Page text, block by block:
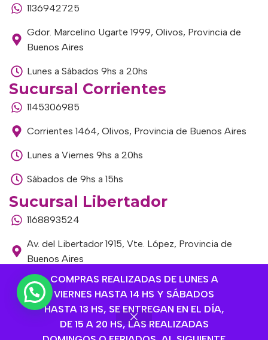
COMPRAS REALIZADAS DE LUNES A
VIERNES HASTA 14 HS Y SÁBADOS
HASTA 13 HS, SE ENTREGAN EN EL DÍA,
DE 15 A 20 HS, LAS REALIZADAS
1136942725
Gdor. Marcelino Ugarte 1999, Olivos, Provincia de
Buenos Aires
Lunes a Sábados 9hs a 20hs
Sucursal Corrientes
1145306985
Corrientes 1464, Olivos, Provincia de Buenos Aires
Lunes a Viernes 9hs a 20hs
Sábados de 9hs a 15hs
Sucursal Libertador
1168893524
Av. del Libertador 1915, Vte. López, Provincia de
Buenos Aires
Lunes a Viernes de 9hs a 13hs / 16hs a 20hs
Sábados de 9hs a 15hs